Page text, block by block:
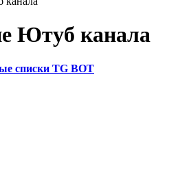
Ютуб канала
списки TG BOT